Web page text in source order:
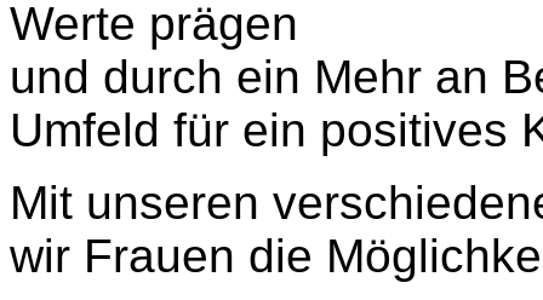
Werte prägen
und durch ein Mehr an
Umfeld für ein positives
Mit unseren
wir Frauen die